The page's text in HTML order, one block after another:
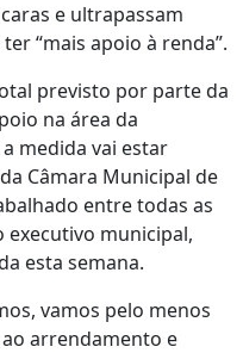
e ultrapassam
“mais apoio à renda”.
previsto por parte da
na área da
medida vai estar
Câmara Municipal de
entre todas as
municipal,
esta semana.
vamos pelo menos
arrendamento e